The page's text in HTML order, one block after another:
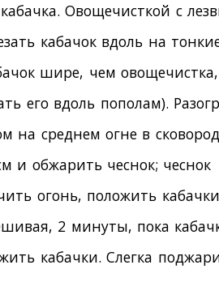
Овощечисткой с
кабачок вдоль на
шире, чем овощечистка,
его вдоль пополам).
на среднем огне в
и обжарить чеснок; чеснок
огонь, положить
2 минуты, пока
кабачки. Слегка